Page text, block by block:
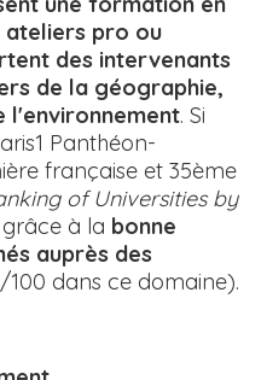
ateliers pro ou
des intervenants
de la géographie,
l'environnement. Si
Panthéon-
française et 35ème
of Universities by
à la bonne
auprès des
100 dans ce domaine).